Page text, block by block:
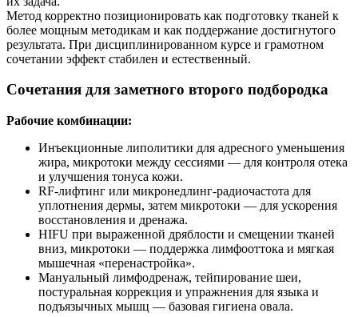
Метод корректно позиционировать как подготовку тканей к
более мощным методикам и как поддержание достигнутого
результата. При дисциплинированном курсе и грамотном
сочетании эффект стабилен и естественный.
Сочетания для заметного второго подбородка
Рабочие комбинации:
Инъекционные липолитики для адресного уменьшения
жира, микротоки между сессиями — для контроля отека
и улучшения тонуса кожи.
RF-лифтинг или микронедлинг-радиочастота для
уплотнения дермы, затем микротоки — для ускорения
восстановления и дренажа.
HIFU при выраженной дряблости и смещении тканей
вниз, микротоки — поддержка лимфооттока и мягкая
мышечная «перенастройка».
Мануальный лимфодренаж, тейпирование шеи,
постуральная коррекция и упражнения для языка и
подъязычных мышц — базовая гигиена овала.